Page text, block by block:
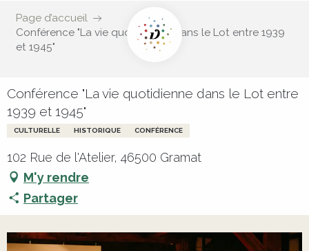
Page d’accueil
Conférence "La vie quotidienne dans le Lot entre 1939
et 1945"
Conférence "La vie quotidienne dans le Lot entre
1939 et 1945"
CULTURELLE HISTORIQUE CONFÉRENCE
102 Rue de l'Atelier, 46500 Gramat
M'y rendre
Partager